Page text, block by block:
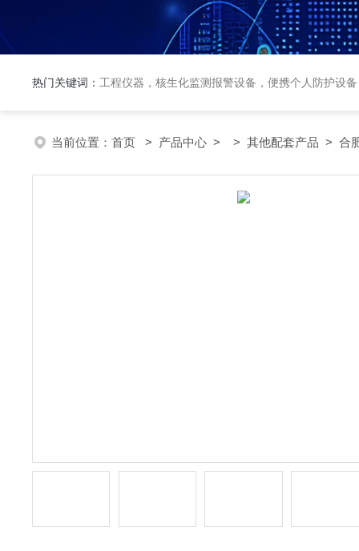
热门关键词： 工程仪器，核生化监测报警设备，便携个人防护设
当前位置： 首页 > 产品中心 > > 其他配套产品 > 合